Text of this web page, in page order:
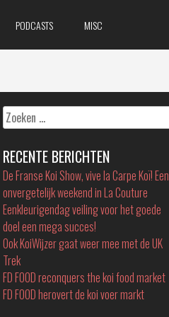
PODCASTS MISC
Zoeken
naar:
RECENTE BERICHTEN
De Franse Koi Show, vive la Carpe Koï! Een
onvergetelijk weekend in La Couture
Eenkleurigendag veiling voor het goede
doel een mega succes!
Ook KoiWijzer gaat weer mee met de UK
Trek
FD FOOD reconquers the koi food market
FD FOOD herovert de koi voer markt